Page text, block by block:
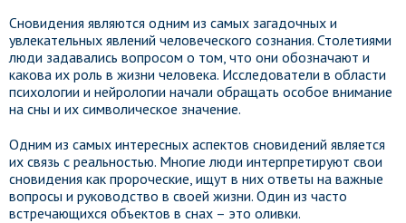
Сновидения являются одним из самых загадочных и
увлекательных явлений человеческого сознания. Столетиями
люди задавались вопросом о том, что они обозначают и
какова их роль в жизни человека. Исследователи в области
психологии и нейрологии начали обращать особое внимание
на сны и их символическое значение.
Одним из самых интересных аспектов сновидений является
их связь с реальностью. Многие люди интерпретируют свои
сновидения как пророческие, ищут в них ответы на важные
вопросы и руководство в своей жизни. Один из часто
встречающихся объектов в снах – это оливки.